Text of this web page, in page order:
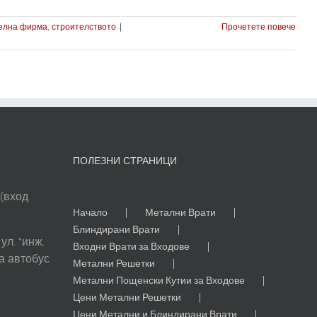
фирма, строителството |
Прочетете повече
“инж.
автобус
ПОЛЕЗНИ СТРАНИЦИ
Начало
Метални Врати
Блиндирани Врати
Входни Врати за Входове
Метални Решетки
Метални Пощенски Кутии за Входове
Цени Метални Решетки
Цени Метални и Блиндирани Врати